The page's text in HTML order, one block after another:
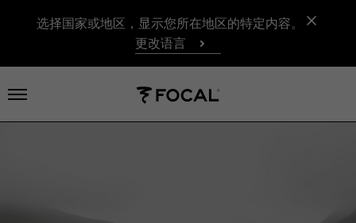
选择国家或地区，显示您所在地区的特定内容。
更改语言
打开菜单